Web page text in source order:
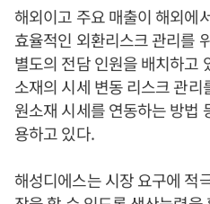
해외이고 주요 매출이 해외에
효율적인 외환리스크 관리를
별도의 전담 인원을 배치하고
소재의 시세 변동 리스크 관
원소재 시세를 연동하는 방법
용하고 있다.
해성디에스는 시장 요구에 적